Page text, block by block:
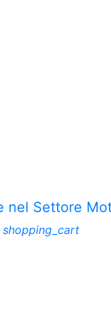
shopping_cart